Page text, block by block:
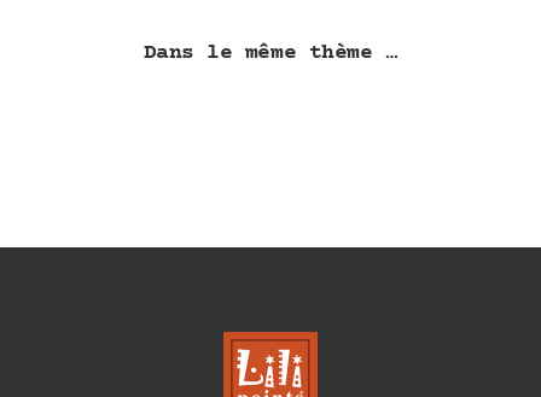
Dans le même thème …